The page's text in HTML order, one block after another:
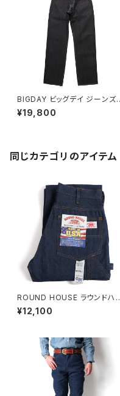
BIGDAY ビッグデイ ジーンズ
ンズ 13.5oz 5ポケット左綾ジー
ンズ レギュラーストレート LIMI
¥19,800
同じカテゴリのアイテム
ROUND HOUSE ラウンドハ
ス #101 デニム ストレート ペイ
ンターパンツ
¥12,100